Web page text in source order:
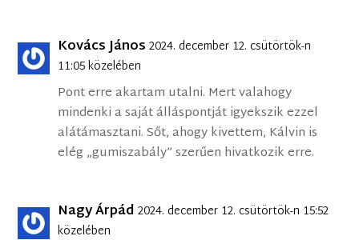
Kovács János 2024. december 12. csütörtök-n
11:05 közelében
Pont erre akartam utalni. Mert valahogy
mindenki a saját álláspontját igyekszik ezzel
alátámasztani. Sőt, ahogy kivettem, Kálvin is
elég „gumiszabály” szerűen hivatkozik erre.
Nagy Árpád 2024. december 12. csütörtök-n 15:52
közelében